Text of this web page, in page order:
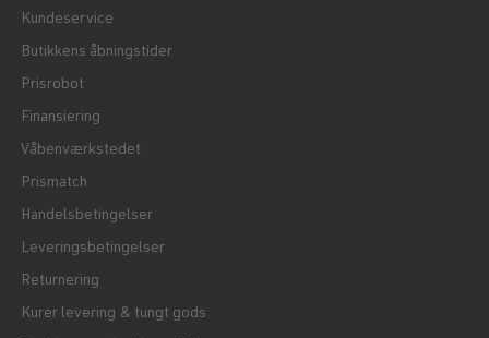
Kundeservice
Butikkens åbningstider
Prisrobot
Finansiering
Våbenværkstedet
Prismatch
Handelsbetingelser
Leveringsbetingelser
Returnering
Kurer levering & tungt gods